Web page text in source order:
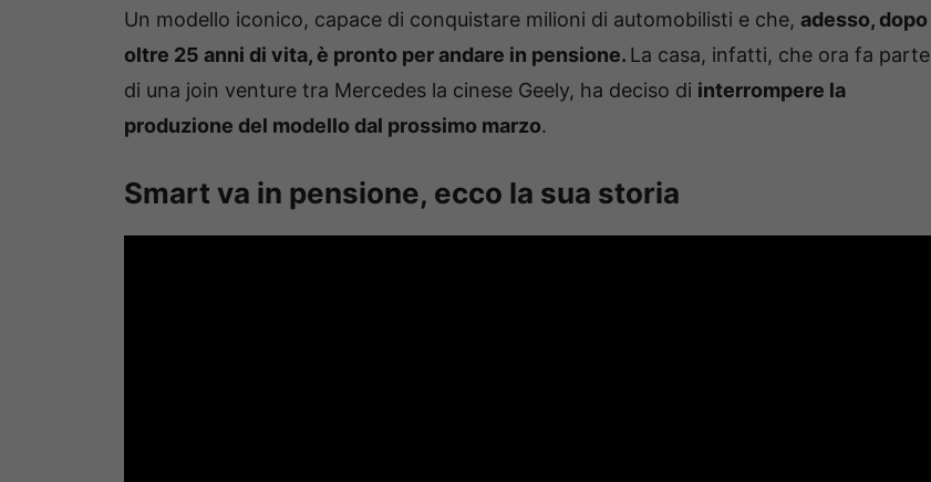
Un modello iconico, capace di conquistare milioni di automobilisti e che, adesso, dopo
oltre 25 anni di vita, è pronto per andare in pensione. La casa, infatti, che ora fa parte
di una join venture tra Mercedes la cinese Geely, ha deciso di interrompere la
produzione del modello dal prossimo marzo.
Smart va in pensione, ecco la sua storia